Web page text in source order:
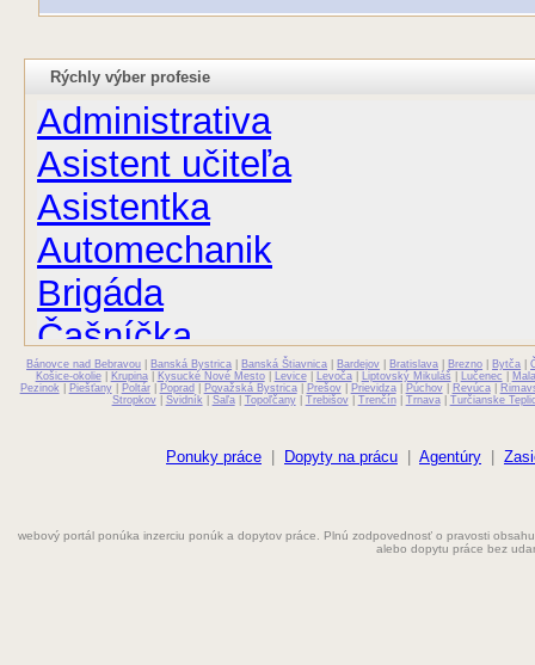
Rýchly výber profesie
Administrativa
Asistent učiteľa
Asistentka
Automechanik
Brigáda
Čašníčka
Čašník
Farmaceut
Grafik
Bánovce nad Bebravou Banská Bystrica Banská Štiavnica Bardejov Bratislava Brezno Bytča |
Košice-okolie| Krupina| Kysucké Nové Mesto| Levice| Levoča| Liptovský Mikuláš Lučenec
Pezinok
Piešťany| Poltár| Poprad Považská Bystrica| Prešov| Prievidza| Púchov| Revúca|
Stropkov| Svidník Šaľa| Topoľčany| Trebišov| Trenčín| Trnava| Turčianske
Ponuky práce Dopyty na prácu Agentúry
webový portál ponúka inzerciu ponúk a dopytov práce. Plnú zodpovednosť o pravosti
alebo dopytu práce bez